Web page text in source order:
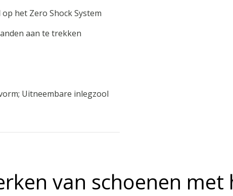
het Zero Shock System
aan te trekken
Uitneembare inlegzool
van schoenen met